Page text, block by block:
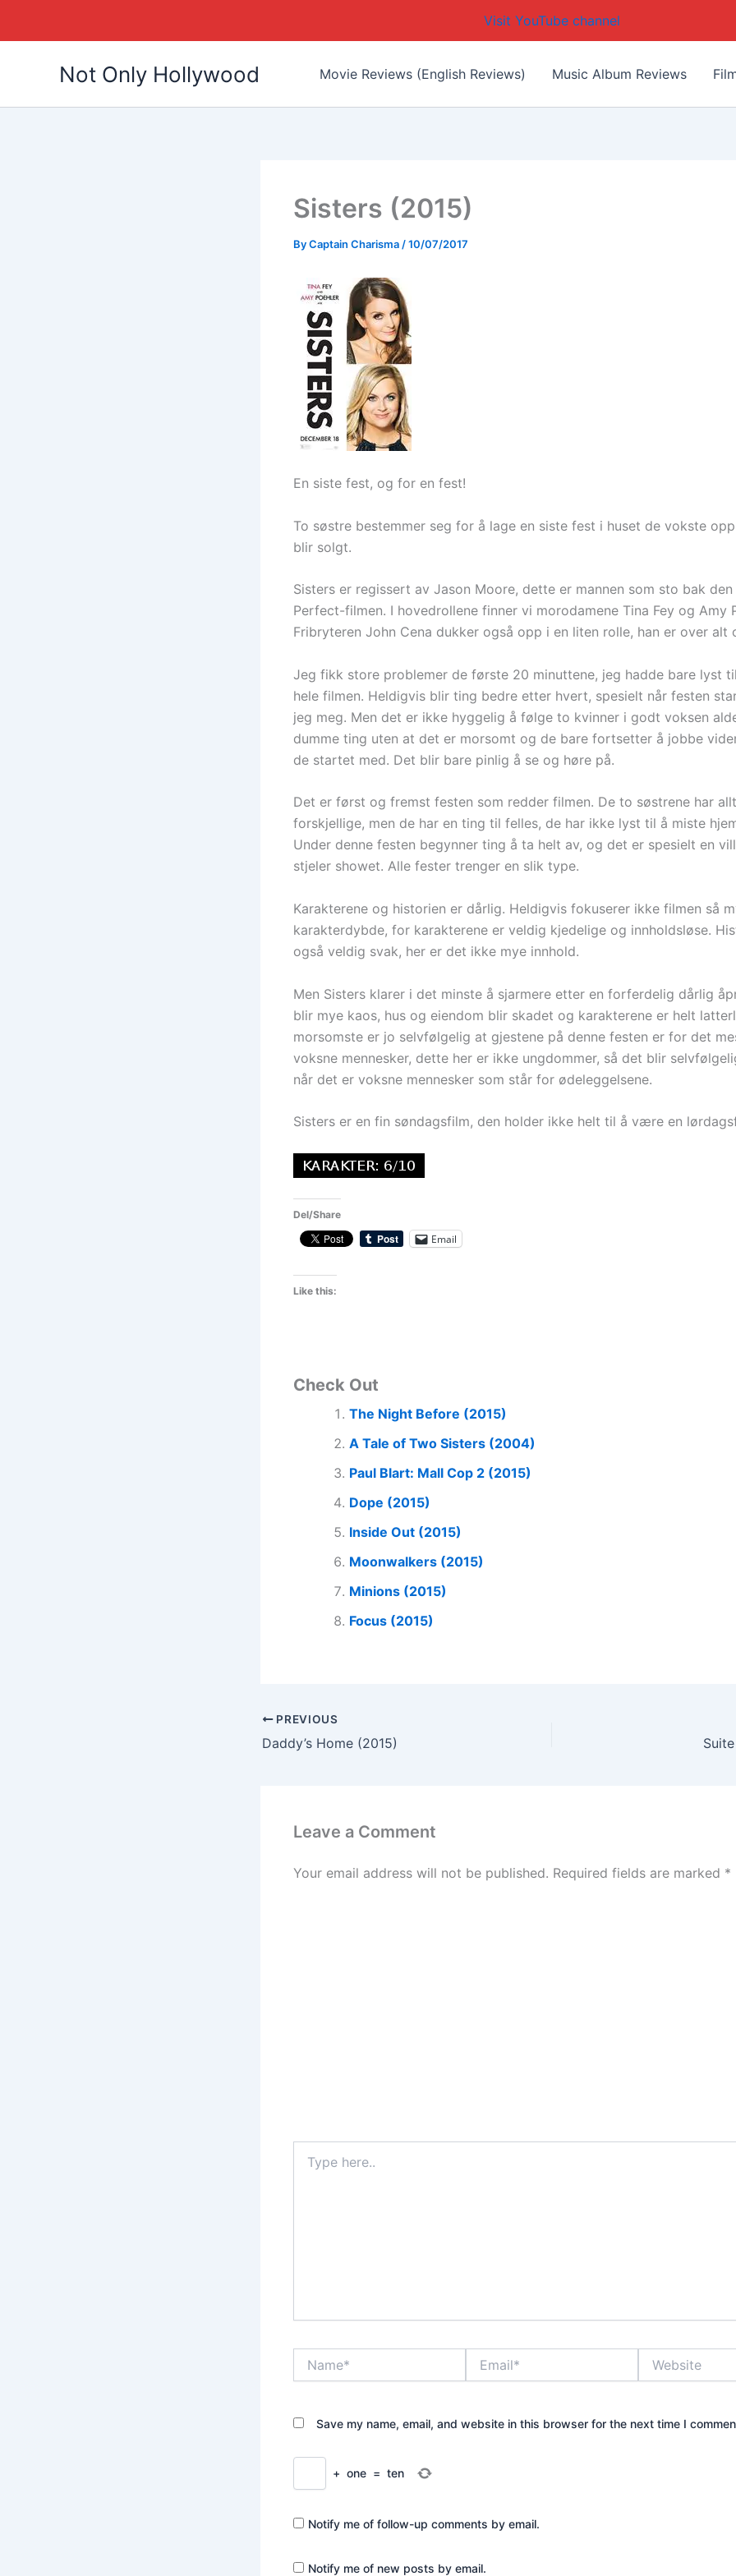
Visit YouTube channel
Not Only Hollywood Movie Reviews (English Reviews) Music Album Reviews
Sisters (2015)
ByCaptain Charisma/10/07/2017
En siste fest, og for en fest!
To søstre bestemmer seg for å lage en siste fest i huset de vokste
blir solgt.
Sisters er regissert av Jason Moore, dette er mannen som sto bak
Perfect-filmen. I hovedrollene finner vi morodamene Tina Fey og Amy
Fribryteren John Cena dukker også opp i en liten rolle, han er over alt
Jeg fikk store problemer de første 20 minuttene, jeg hadde bare lyst
hele filmen. Heldigvis blir ting bedre etter hvert, spesielt når festen
jeg meg. Men det er ikke hyggelig å følge to kvinner i godt voksen
dumme ting uten at det er morsomt og de bare fortsetter å jobbe
de startet med. Det blir bare pinlig å se og høre på.
Det er først og fremst festen som redder filmen. De to søstrene har
forskjellige, men de har en ting til felles, de har ikke lyst til å miste
Under denne festen begynner ting å ta helt av, og det er spesielt en
stjeler showet. Alle fester trenger en slik type.
Karakterene og historien er dårlig. Heldigvis fokuserer ikke filmen så
karakterdybde, for karakterene er veldig kjedelige og innholdsløse.
også veldig svak, her er det ikke mye innhold.
Men Sisters klarer i det minste å sjarmere etter en forferdelig dårlig
blir mye kaos, hus og eiendom blir skadet og karakterene er helt
morsomste er jo selvfølgelig at gjestene på denne festen er for det
voksne mennesker, dette her er ikke ungdommer, så det blir
når det er voksne mennesker som står for ødeleggelsene.
Sisters er en fin søndagsfilm, den holder ikke helt til å være en
Del/Share
Email
Like this:
Check Out
The Night Before (2015)
A Tale of Two Sisters (2004)
Paul Blart: Mall Cop 2 (2015)
Dope (2015)
Inside Out (2015)
Moonwalkers (2015)
Minions (2015)
Focus (2015)
PREVIOUS
Daddy’s Home (2015)
Leave a Comment
Your email address will not be published. Required fields are marked *
here..
Save my name, email, and website in this browser for the next time I
+ one = ten
Notify me of follow-up comments by email.
Notify me of new posts by email.